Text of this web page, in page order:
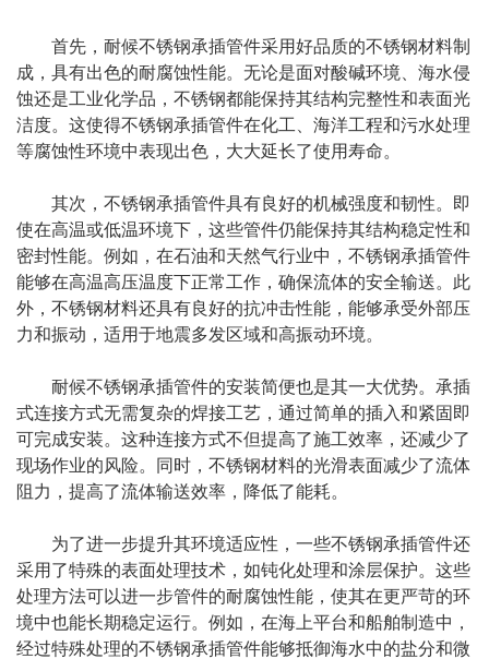
首先，耐候不锈钢承插管件采用好品质的不锈钢材料制
成，具有出色的耐腐蚀性能。无论是面对酸碱环境、海水侵
蚀还是工业化学品，不锈钢都能保持其结构完整性和表面光
洁度。这使得不锈钢承插管件在化工、海洋工程和污水处理
等腐蚀性环境中表现出色，大大延长了使用寿命。
其次，不锈钢承插管件具有良好的机械强度和韧性。即
使在高温或低温环境下，这些管件仍能保持其结构稳定性和
密封性能。例如，在石油和天然气行业中，不锈钢承插管件
能够在高温高压温度下正常工作，确保流体的安全输送。此
外，不锈钢材料还具有良好的抗冲击性能，能够承受外部压
力和振动，适用于地震多发区域和高振动环境。
耐候不锈钢承插管件的安装简便也是其一大优势。承插
式连接方式无需复杂的焊接工艺，通过简单的插入和紧固即
可完成安装。这种连接方式不但提高了施工效率，还减少了
现场作业的风险。同时，不锈钢材料的光滑表面减少了流体
阻力，提高了流体输送效率，降低了能耗。
为了进一步提升其环境适应性，一些不锈钢承插管件还
采用了特殊的表面处理技术，如钝化处理和涂层保护。这些
处理方法可以进一步管件的耐腐蚀性能，使其在更严苛的环
境中也能长期稳定运行。例如，在海上平台和船舶制造中，
经过特殊处理的不锈钢承插管件能够抵御海水中的盐分和微